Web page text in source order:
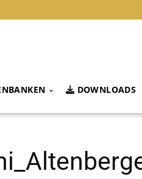
DOWNLOADS